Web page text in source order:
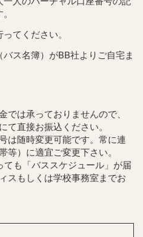
てください。
ス名簿）がBB社よりご自宅ま
では承っておりませんので、
て直接お振込ください。
は随時変更可能です。常に連
等）に適宜ご変更下さい。
も「バススケジュール」が届
スもしくは学校事務室までお